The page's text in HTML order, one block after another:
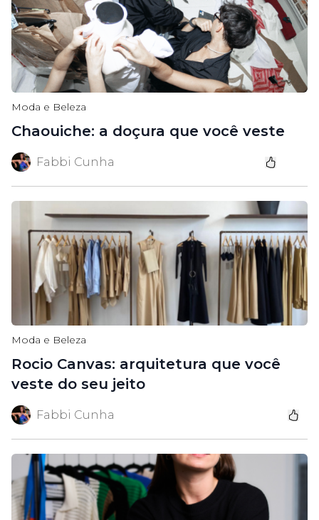
Moda e Beleza
Chaouiche: a doçura que você veste
Fabbi Cunha
Moda e Beleza
Rocio Canvas: arquitetura que você
veste do seu jeito
Fabbi Cunha